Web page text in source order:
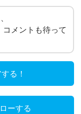
メントも待って
る！
ーする